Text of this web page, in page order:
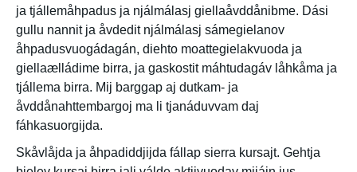
ja tjállemåhpadus ja njálmálasj giellaåvddånibme. Dási
gullu nannit ja åvdedit njálmálasj sámegielanov
åhpadusvuogádagán, diehto moattegielakvuoda ja
giellaælládime birra, ja gaskostit máhtudagáv låhkåma ja
tjállema birra. Mij barggap aj dutkam- ja
åvddånahttembargoj ma li tjanáduvvam daj
fáhkasuorgijda.
Skåvlåjda ja åhpadiddjijda fállap sierra kursajt. Gehtja